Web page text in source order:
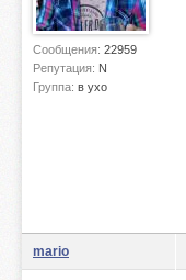
Сообщения: 22959
Репутация: N
Группа: в ухо
mario